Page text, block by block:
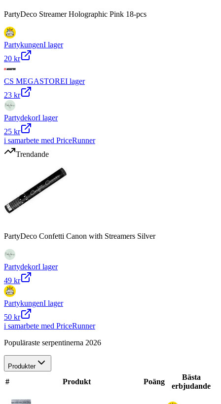
PartyDeco Streamer Holographic Pink 18-pcs
PartykungenI lager
20 kr
CS MEGASTOREI lager
23 kr
PartydekorI lager
25 kr
i samarbete med PriceRunner
Trendande
PartyDeco Confetti Canon with Streamers Silver
PartydekorI lager
49 kr
PartykungenI lager
50 kr
i samarbete med PriceRunner
Populäraste serpentinerna 2026
Produkter
# Produkt Poäng
Bästa
erbjudande